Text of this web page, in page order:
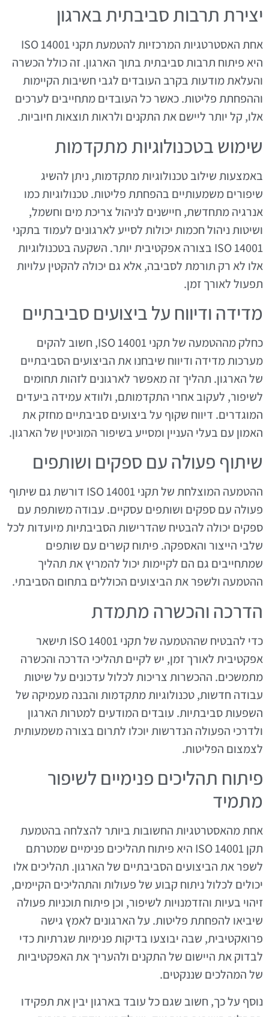
יצירת תרבות סביבתית בארגון
אחת האסטרטגיות המרכזיות להטמעת תקני ISO 14001
היא פיתוח תרבות סביבתית בתוך הארגון. זה כולל הכשרה
והעלאת מודעות בקרב העובדים לגבי חשיבות הקיימות
וההפחתת פליטות. כאשר כל העובדים מתחייבים לערכים
אלו, קל יותר ליישם את התקנים ולראות תוצאות חיוביות.
שימוש בטכנולוגיות מתקדמות
באמצעות שילוב טכנולוגיות מתקדמות, ניתן להשיג
שיפורים משמעותיים בהפחתת פליטות. טכנולוגיות כמו
אנרגיה מתחדשת, חיישנים לניהול צריכת מים וחשמל,
ושיטות ניהול חכמות יכולות לסייע לארגונים לעמוד בתקני
ISO 14001 בצורה אפקטיבית יותר. השקעה בטכנולוגיות
אלו לא רק תורמת לסביבה, אלא גם יכולה להקטין עלויות
תפעול לאורך זמן.
מדידה ודיווח על ביצועים סביבתיים
כחלק מההטמעה של תקני ISO 14001, חשוב להקים
מערכות מדידה ודיווח שיבחנו את הביצועים הסביבתיים
של הארגון. תהליך זה מאפשר לארגונים לזהות תחומים
לשיפור, לעקוב אחרי התקדמותם, ולוודא עמידה ביעדים
המוגדרים. דיווח שקוף על ביצועים סביבתיים מחזק את
האמון עם בעלי העניין ומסייע בשיפור המוניטין של הארגון.
שיתוף פעולה עם ספקים ושותפים
ההטמעה המוצלחת של תקני ISO 14001 דורשת גם שיתוף
פעולה עם ספקים ושותפים עסקיים. עבודה משותפת עם
ספקים יכולה להבטיח שהדרישות הסביבתיות מיועדות לכל
שלבי הייצור והאספקה. פיתוח קשרים עם שותפים
שמתחייבים גם הם לקיימות יכול להמריץ את תהליך
ההטמעה ולשפר את הביצועים הכוללים בתחום הסביבתי.
הדרכה והכשרה מתמדת
כדי להבטיח שההטמעה של תקני ISO 14001 תישאר
אפקטיבית לאורך זמן, יש לקיים תהליכי הדרכה והכשרה
מתמשכים. ההכשרות צריכות לכלול עדכונים על שיטות
עבודה חדשות, טכנולוגיות מתקדמות והבנה מעמיקה של
השפעות סביבתיות. עובדים המודעים למטרות הארגון
ולדרכי הפעולה הנדרשות יוכלו לתרום בצורה משמעותית
לצמצום הפליטות.
פיתוח תהליכים פנימיים לשיפור
מתמיד
אחת מהאסטרטגיות החשובות ביותר להצלחה בהטמעת
תקן ISO 14001 היא פיתוח תהליכים פנימיים שמטרתם
לשפר את הביצועים הסביבתיים של הארגון. תהליכים אלו
יכולים לכלול ניתוח קבוע של פעולות והתהליכים הקיימים,
זיהוי בעיות והזדמנויות לשיפור, וכן פיתוח תוכניות פעולה
שיביאו להפחתת פליטות. על הארגונים לאמץ גישה
פרואקטיבית, שבה יבוצעו בדיקות פנימיות שגרתיות כדי
לבדוק את היישום של התקנים ולהעריך את האפקטיביות
של המהלכים שננקטים.
נוסף על כך, חשוב שגם כל עובד בארגון יבין את תפקידו